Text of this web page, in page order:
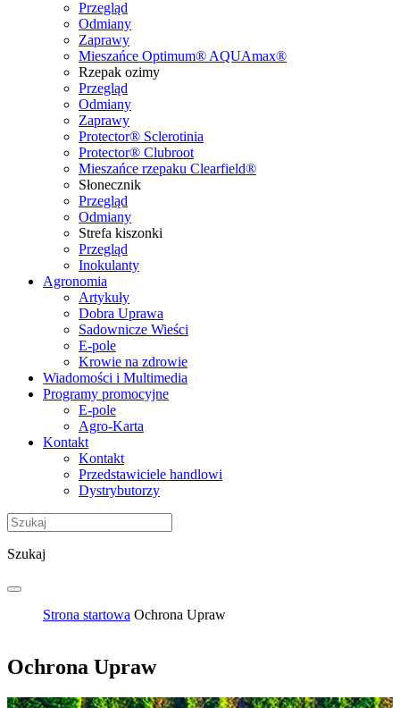
Przegląd
Odmiany
Zaprawy
Mieszańce Optimum® AQUAmax®
Rzepak ozimy
Przegląd
Odmiany
Zaprawy
Protector® Sclerotinia
Protector® Clubroot
Mieszańce rzepaku Clearfield®
Słonecznik
Przegląd
Odmiany
Strefa kiszonki
Przegląd
Inokulanty
Agronomia
Artykuły
Dobra Uprawa
Sadownicze Wieści
E-pole
Krowie na zdrowie
Wiadomości i Multimedia
Programy promocyjne
E-pole
Agro-Karta
Kontakt
Kontakt
Przedstawiciele handlowi
Dystrybutorzy
Szukaj
Strona startowa Ochrona Upraw
Ochrona Upraw